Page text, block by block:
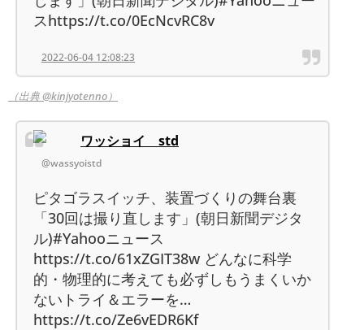
スhttps://t.co/0EcNcvRC8v
2022-06-04 12:08:23
（出典 @kinjyotenno）
ワッショイ std
@wassyoistd
ピタゴラスイッチ、装置づくりの舞台裏
「30回は撮り直します」(朝日新聞デジタ
ル)#Yahooニュース
https://t.co/61xZGIT38w どんなに科学
的・物理的に考えても必ずしもうまくいか
ないトライ＆エラーを…
https://t.co/Ze6vEDR6Kf